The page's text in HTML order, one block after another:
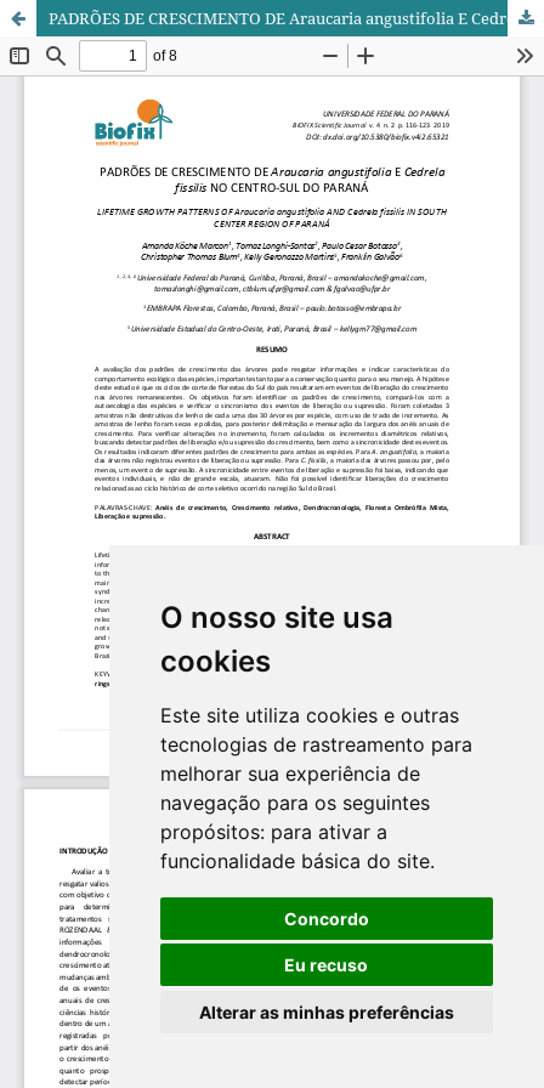
O nosso site usa
cookies
Este site utiliza cookies e outras
tecnologias de rastreamento para
melhorar sua experiência de
navegação para os seguintes
propósitos: para ativar a
funcionalidade básica do site.
Concordo
Eu recuso
Alterar as minhas preferências
PADRÕES DE CRESCIMENTO DE Araucaria angustifolia E Cedrela fissilis NO CENTRO-SUL DO PARANÁ